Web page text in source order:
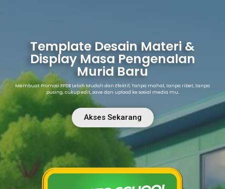
Template Desain Materi &
Display Masa Pengenalan
Murid Baru
Membuat Promosi PPDB Lebih Mudah dan Efektif, Tanpa mahal, tanpa ribet, tanpa
pusing, cukup edit, save dan upload ke sosial media mu.
Akses Sekarang